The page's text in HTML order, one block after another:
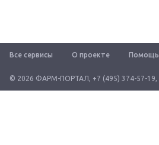
Все сервисы О проекте Помощь
© 2026 ФАРМ-ПОРТАЛ, +7 (495) 374-57-19,